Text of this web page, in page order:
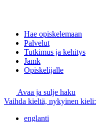
Hae opiskelemaan
Palvelut
Tutkimus ja kehitys
Jamk
Opiskelijalle
Avaa ja sulje haku
Vaihda kieltä, nykyinen kieli:
englanti